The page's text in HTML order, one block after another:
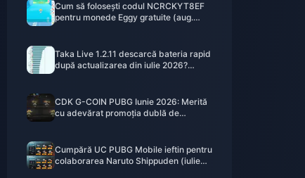
Cum să folosești codul NCRCKYT8EF
pentru monede Eggy gratuite (aug.
Taka Live 1.2.11 descarcă bateria rapid
după actualizarea din iulie 2026?
CDK G-COIN PUBG Iunie 2026: Merită
cu adevărat promoția dublă de
Cumpără UC PUBG Mobile ieftin pentru
colaborarea Naruto Shippuden (iulie